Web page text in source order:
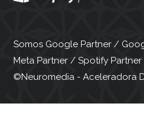
Somos Google Partner /
Meta Partner / Spotify
©Neuromedia - Aceleradora